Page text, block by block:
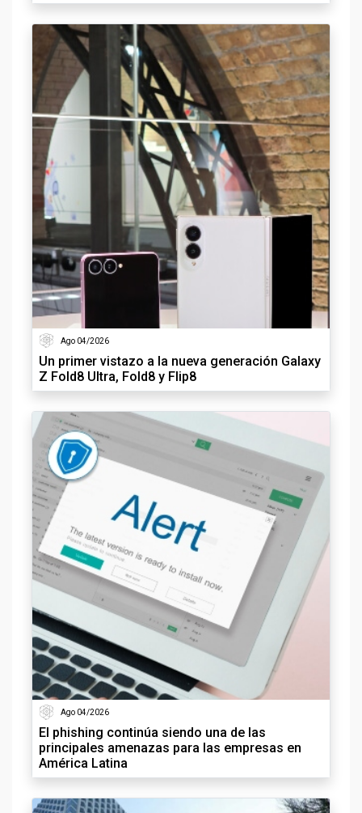
Ago 04/2026
Un primer vistazo a la nueva generación Galaxy
Z Fold8 Ultra, Fold8 y Flip8
Ago 04/2026
El phishing continúa siendo una de las
principales amenazas para las empresas en
América Latina